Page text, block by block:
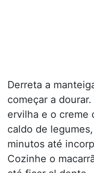
Derreta a
começar a
ervilha e o creme
caldo de
minutos até
Cozinhe o